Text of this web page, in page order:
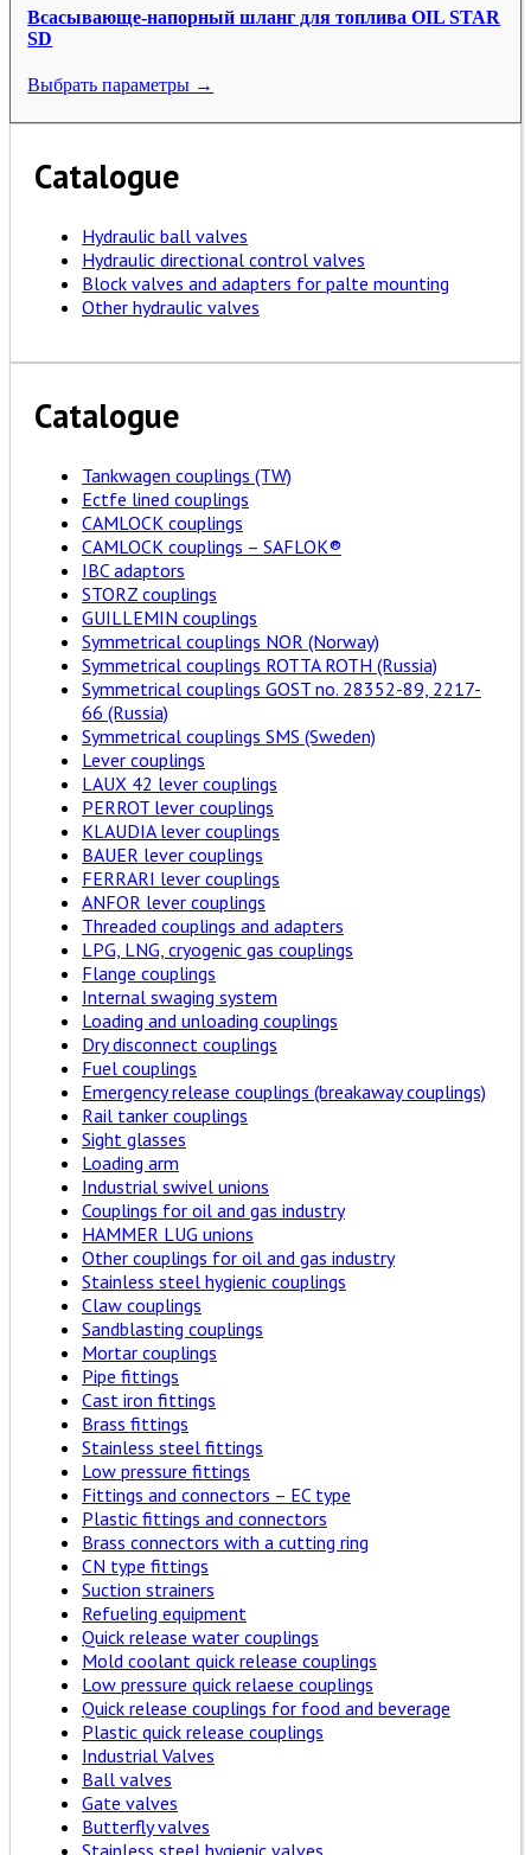
Всасывающе-напорный шланг для топлива OIL STAR
SD
Выбрать параметры →
Catalogue
Hydraulic ball valves
Hydraulic directional control valves
Block valves and adapters for palte mounting
Other hydraulic valves
Catalogue
Tankwagen couplings (TW)
Ectfe lined couplings
CAMLOCK couplings
CAMLOCK couplings – SAFLOK®
IBC adaptors
STORZ couplings
GUILLEMIN couplings
Symmetrical couplings NOR (Norway)
Symmetrical couplings ROTTA ROTH (Russia)
Symmetrical couplings GOST no. 28352-89, 2217-
66 (Russia)
Symmetrical couplings SMS (Sweden)
Lever couplings
LAUX 42 lever couplings
PERROT lever couplings
KLAUDIA lever couplings
BAUER lever couplings
FERRARI lever couplings
ANFOR lever couplings
Threaded couplings and adapters
LPG, LNG, cryogenic gas couplings
Flange couplings
Internal swaging system
Loading and unloading couplings
Dry disconnect couplings
Fuel couplings
Emergency release couplings (breakaway couplings)
Rail tanker couplings
Sight glasses
Loading arm
Industrial swivel unions
Couplings for oil and gas industry
HAMMER LUG unions
Other couplings for oil and gas industry
Stainless steel hygienic couplings
Claw couplings
Sandblasting couplings
Mortar couplings
Pipe fittings
Cast iron fittings
Brass fittings
Stainless steel fittings
Low pressure fittings
Fittings and connectors – EC type
Plastic fittings and connectors
Brass connectors with a cutting ring
CN type fittings
Suction strainers
Refueling equipment
Quick release water couplings
Mold coolant quick release couplings
Low pressure quick relaese couplings
Quick release couplings for food and beverage
Plastic quick release couplings
Industrial Valves
Ball valves
Gate valves
Butterfly valves